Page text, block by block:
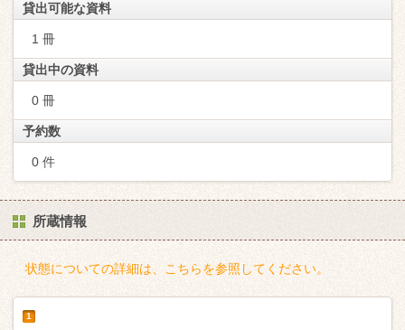
貸出可能な資料
1 冊
貸出中の資料
0 冊
予約数
0 件
所蔵情報
状態についての詳細は、こちらを参照してください。
1